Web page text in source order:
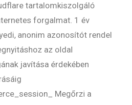
tartalomkiszolgáló
forgalmat. 1 év
anonim azonosítót rendel
az oldal
javítása érdekében
Megőrzi a